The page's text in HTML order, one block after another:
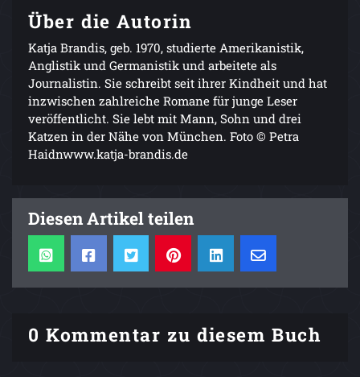
Über die Autorin
Katja Brandis, geb. 1970, studierte Amerikanistik,
Anglistik und Germanistik und arbeitete als
Journalistin. Sie schreibt seit ihrer Kindheit und hat
inzwischen zahlreiche Romane für junge Leser
veröffentlicht. Sie lebt mit Mann, Sohn und drei
Katzen in der Nähe von München. Foto © Petra
Haidnwww.katja-brandis.de
Diesen Artikel teilen
0 Kommentar zu diesem Buch